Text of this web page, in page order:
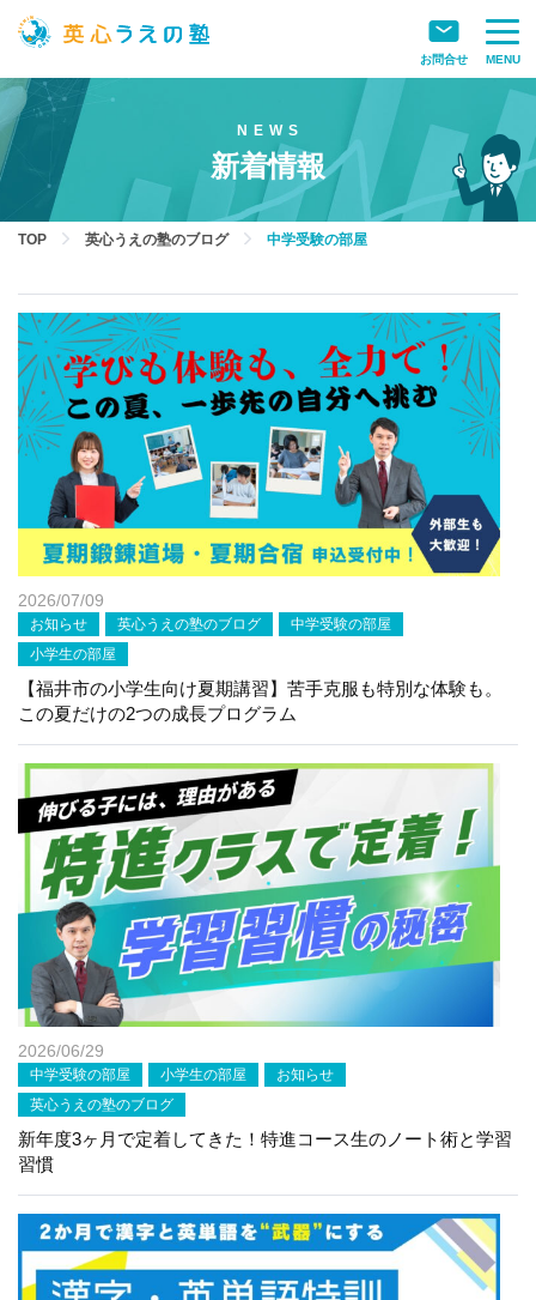
MENU
お問合せ
新着情報
TOP 英心うえの塾のブログ 中学受験の部屋
2026/07/09
お知らせ 英心うえの塾のブログ
中学受験の部屋
小学生の部屋
【福井市の小学生向け夏期講習】苦手克服も特別な体験も。
この夏だけの2つの成長プログラム
2026/06/29
中学受験の部屋 小学生の部屋
お知らせ
英心うえの塾のブログ
新年度3ヶ月で定着してきた！特進コース生のノート術と学習
習慣